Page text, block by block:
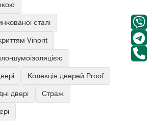
сталі
Vinorit
шумоізоляцією
Колекція дверей Proof
двері Страж